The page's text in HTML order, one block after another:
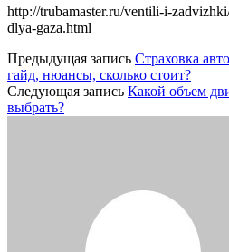
http://trubamaster.ru/ventili-i-
dlya-gaza.html
Предыдущая запись Страховка
гайд, нюансы, сколько стоит?
Следующая запись Какой объем
выбрать?